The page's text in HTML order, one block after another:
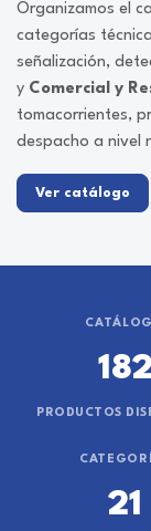
Organizamos el
categorías
señalización,
y Comercial y
tomacorrientes,
despacho a nivel
Ver catálogo
182
PRODUCTOS
21